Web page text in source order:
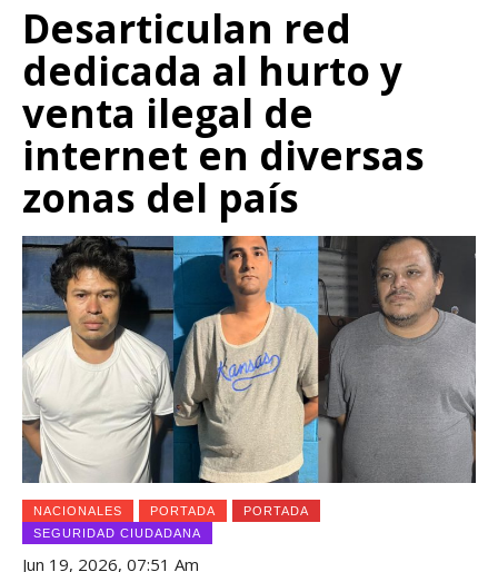
Desarticulan red
dedicada al hurto y
venta ilegal de
internet en diversas
zonas del país
NACIONALES PORTADA
PORTADA
SEGURIDAD CIUDADANA
Jun 19, 2026, 07:51 Am